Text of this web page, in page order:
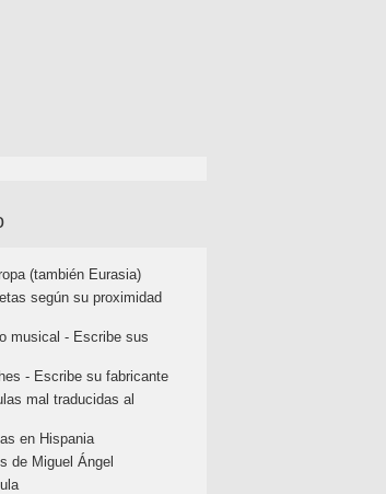
(también Eurasia)
según su proximidad
musical - Escribe sus
- Escribe su fabricante
mal traducidas al
en Hispania
de Miguel Ángel